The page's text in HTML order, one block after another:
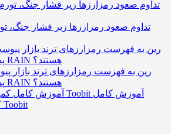
تداوم صعود رمزارزها زیر فشار جنگ،
رین به فهرست رمزارزهای ترند بازار
پشت صعود قیمت RAIN هستند؟
آموزش کامل
کمپین جام جهانی Toobit